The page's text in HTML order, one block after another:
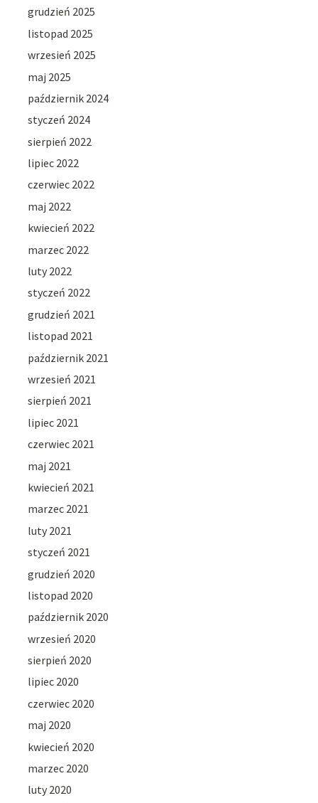
grudzień 2025
listopad 2025
wrzesień 2025
maj 2025
październik 2024
styczeń 2024
sierpień 2022
lipiec 2022
czerwiec 2022
maj 2022
kwiecień 2022
marzec 2022
luty 2022
styczeń 2022
grudzień 2021
listopad 2021
październik 2021
wrzesień 2021
sierpień 2021
lipiec 2021
czerwiec 2021
maj 2021
kwiecień 2021
marzec 2021
luty 2021
styczeń 2021
grudzień 2020
listopad 2020
październik 2020
wrzesień 2020
sierpień 2020
lipiec 2020
czerwiec 2020
maj 2020
kwiecień 2020
marzec 2020
luty 2020